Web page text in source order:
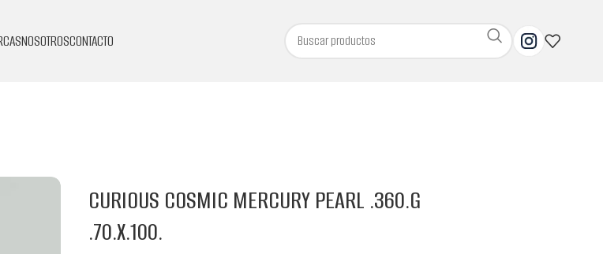
NOSOTROSCONTACTO
CURIOUS COSMIC MERCURY PEARL .360.G
.70.X.100.